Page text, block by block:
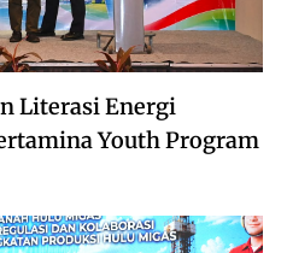
Literasi Energi
Youth Program